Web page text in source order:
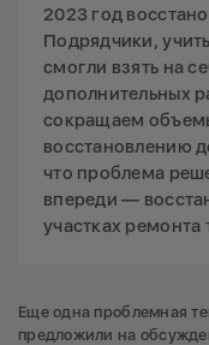
2023 год
Подрядчики,
смогли взять на
дополнительных
сокращаем
восстановлению
что проблема
впереди —
участках ремонта
Еще одна проблемная
предложили на